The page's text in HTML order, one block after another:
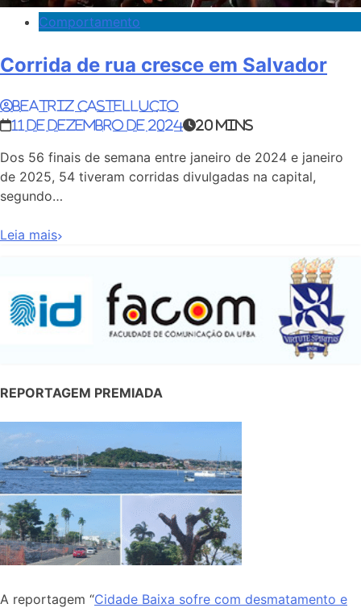
Comportamento
Corrida de rua cresce em Salvador
Beatriz Castellucio
11 de dezembro de 2024
20 mins
Dos 56 finais de semana entre janeiro de 2024 e janeiro
de 2025, 54 tiveram corridas divulgadas na capital,
segundo…
Leia mais
REPORTAGEM PREMIADA
A reportagem “Cidade Baixa sofre com desmatamento e